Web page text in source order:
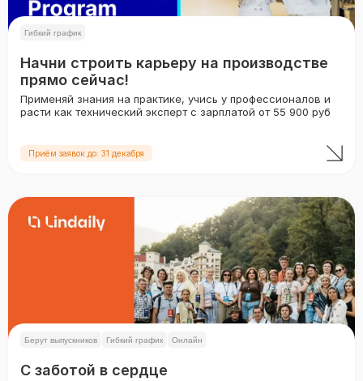
Гибкий график
Начни строить карьеру на производстве
прямо сейчас!
Применяй знания на практике, учись у профессионалов и
расти как технический эксперт с зарплатой от 55 900 руб
Приём заявок до: 31 декабря
Берут выпускников Гибкий график Онлайн
С заботой в сердце